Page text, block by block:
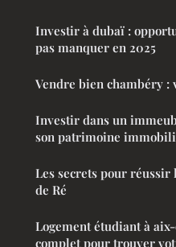
Investir à dubaï :
pas manquer en 2025
Vendre bien chambéry :
Investir dans un
son patrimoine
Les secrets pour réussir
de Ré
Logement étudiant à
complet pour trouver